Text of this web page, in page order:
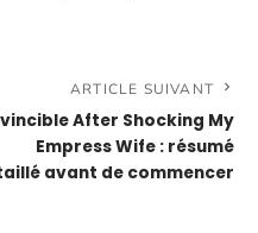
ARTICLE SUIVANT
After Shocking My
Empress Wife : résumé
avant de commencer